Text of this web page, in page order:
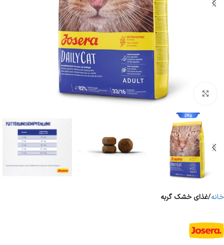
برای بزرگنمایی کلیک کنید
خانه غذای خشک گربه